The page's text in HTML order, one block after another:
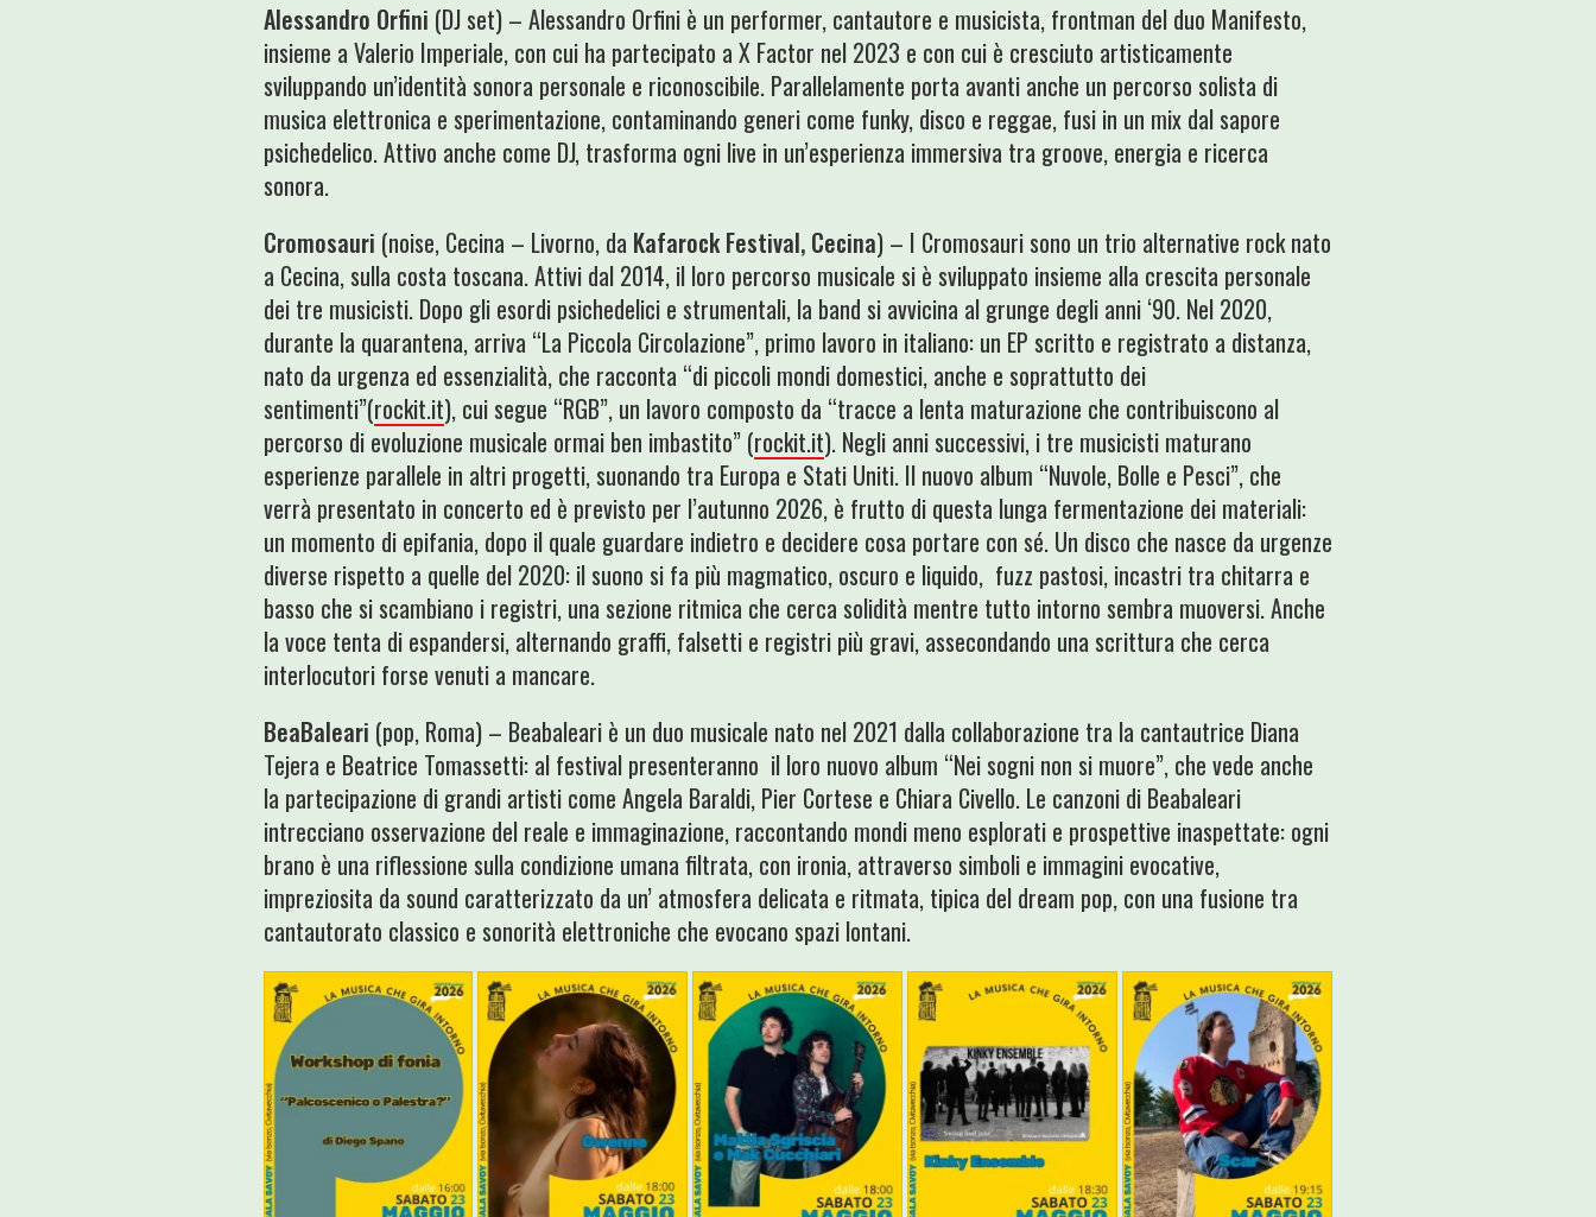
Alessandro Orfini (DJ set) – Alessandro Orfini è un performer, cantautore e musicista, frontman del duo Manifesto,
insieme a Valerio Imperiale, con cui ha partecipato a X Factor nel 2023 e con cui è cresciuto artisticamente
sviluppando un’identità sonora personale e riconoscibile. Parallelamente porta avanti anche un percorso solista di
musica elettronica e sperimentazione, contaminando generi come funky, disco e reggae, fusi in un mix dal sapore
psichedelico. Attivo anche come DJ, trasforma ogni live in un’esperienza immersiva tra groove, energia e ricerca
sonora.
Cromosauri (noise, Cecina – Livorno, da Kafarock Festival, Cecina) – I Cromosauri sono un trio alternative rock nato
a Cecina, sulla costa toscana. Attivi dal 2014, il loro percorso musicale si è sviluppato insieme alla crescita personale
dei tre musicisti. Dopo gli esordi psichedelici e strumentali, la band si avvicina al grunge degli anni ‘90. Nel 2020,
durante la quarantena, arriva “La Piccola Circolazione”, primo lavoro in italiano: un EP scritto e registrato a distanza,
nato da urgenza ed essenzialità, che racconta “di piccoli mondi domestici, anche e soprattutto dei
sentimenti”(rockit.it), cui segue “RGB”, un lavoro composto da “tracce a lenta maturazione che contribuiscono al
percorso di evoluzione musicale ormai ben imbastito” (rockit.it). Negli anni successivi, i tre musicisti maturano
esperienze parallele in altri progetti, suonando tra Europa e Stati Uniti. Il nuovo album “Nuvole, Bolle e Pesci”, che
verrà presentato in concerto ed è previsto per l’autunno 2026, è frutto di questa lunga fermentazione dei materiali:
un momento di epifania, dopo il quale guardare indietro e decidere cosa portare con sé. Un disco che nasce da urgenze
diverse rispetto a quelle del 2020: il suono si fa più magmatico, oscuro e liquido, fuzz pastosi, incastri tra chitarra e
basso che si scambiano i registri, una sezione ritmica che cerca solidità mentre tutto intorno sembra muoversi. Anche
la voce tenta di espandersi, alternando graffi, falsetti e registri più gravi, assecondando una scrittura che cerca
interlocutori forse venuti a mancare.
BeaBaleari (pop, Roma) – Beabaleari è un duo musicale nato nel 2021 dalla collaborazione tra la cantautrice Diana
Tejera e Beatrice Tomassetti: al festival presenteranno il loro nuovo album “Nei sogni non si muore”, che vede anche
la partecipazione di grandi artisti come Angela Baraldi, Pier Cortese e Chiara Civello. Le canzoni di Beabaleari
intrecciano osservazione del reale e immaginazione, raccontando mondi meno esplorati e prospettive inaspettate: ogni
brano è una riflessione sulla condizione umana filtrata, con ironia, attraverso simboli e immagini evocative,
impreziosita da sound caratterizzato da un’ atmosfera delicata e ritmata, tipica del dream pop, con una fusione tra
cantautorato classico e sonorità elettroniche che evocano spazi lontani.